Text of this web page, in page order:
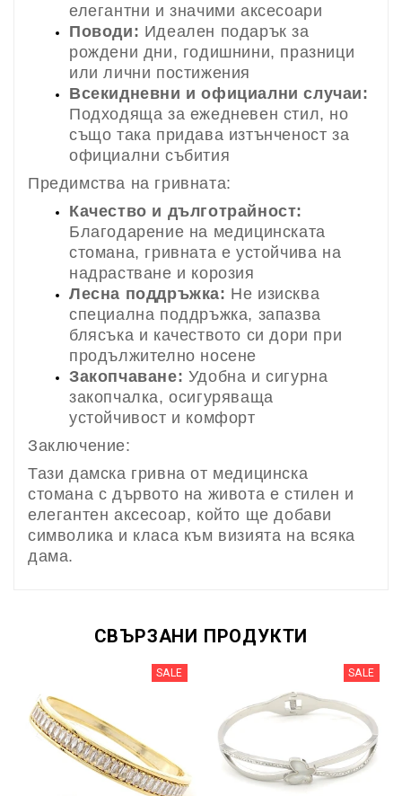
елегантни и значими аксесоари
Поводи: Идеален подарък за
рождени дни, годишнини, празници
или лични постижения
Всекидневни и официални случаи:
Подходяща за ежедневен стил, но
също така придава изтънченост за
официални събития
Предимства на гривната:
Качество и дълготрайност:
Благодарение на медицинската
стомана, гривната е устойчива на
надрастване и корозия
Лесна поддръжка: Не изисква
специална поддръжка, запазва
блясъка и качеството си дори при
продължително носене
Закопчаване: Удобна и сигурна
закопчалка, осигуряваща
устойчивост и комфорт
Заключение:
Тази дамска гривна от медицинска
стомана с дървото на живота е стилен и
елегантен аксесоар, който ще добави
символика и класа към визията на всяка
дама.
СВЪРЗАНИ ПРОДУКТИ
SALE SALE